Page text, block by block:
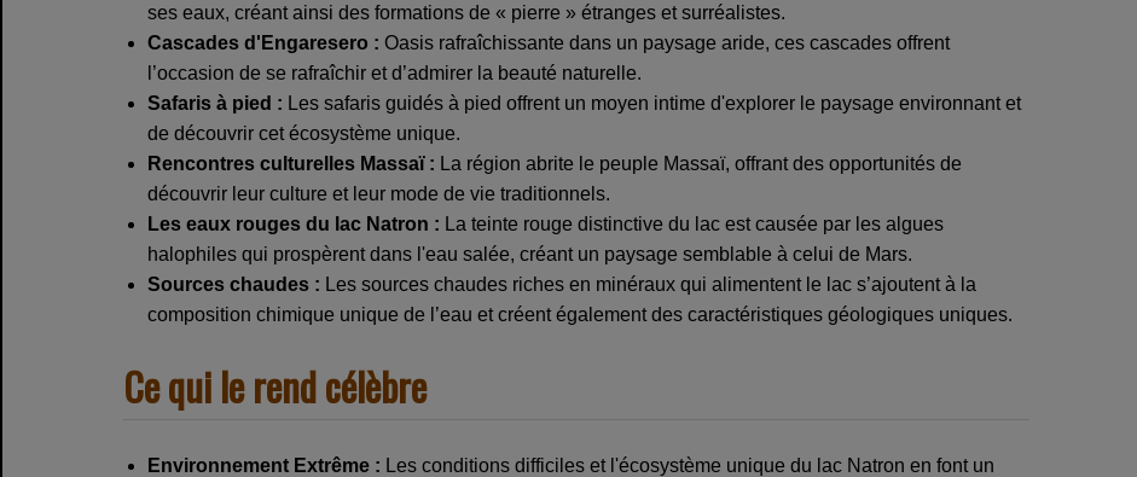
ses eaux, créant ainsi des formations de « pierre » étranges et surréalistes.
Cascades d'Engaresero : Oasis rafraîchissante dans un paysage aride, ces cascades offrent
l’occasion de se rafraîchir et d’admirer la beauté naturelle.
Safaris à pied : Les safaris guidés à pied offrent un moyen intime d'explorer le paysage environnant et
de découvrir cet écosystème unique.
Rencontres culturelles Massaï : La région abrite le peuple Massaï, offrant des opportunités de
découvrir leur culture et leur mode de vie traditionnels.
Les eaux rouges du lac Natron : La teinte rouge distinctive du lac est causée par les algues
halophiles qui prospèrent dans l'eau salée, créant un paysage semblable à celui de Mars.
Sources chaudes : Les sources chaudes riches en minéraux qui alimentent le lac s’ajoutent à la
composition chimique unique de l’eau et créent également des caractéristiques géologiques uniques.
Ce qui le rend célèbre
Environnement Extrême : Les conditions difficiles et l'écosystème unique du lac Natron en font un